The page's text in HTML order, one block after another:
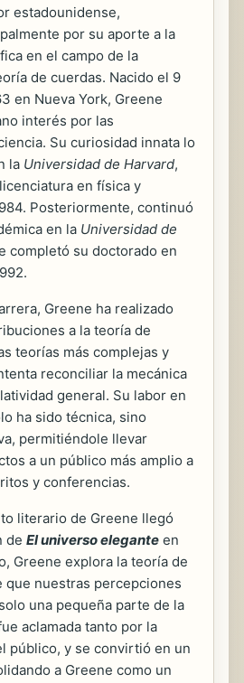
estadounidense,
por su aporte a la
en el campo de la
de cuerdas. Nacido el 9
en Nueva York, Greene
interés por las
Su curiosidad innata lo
la Universidad de Harvard,
en física y
Posteriormente, continuó
en la Universidad de
completó su doctorado en
Greene ha realizado
a la teoría de
teorías más complejas y
reconciliar la mecánica
general. Su labor en
ha sido técnica, sino
permitiéndole llevar
a un público más amplio a
y conferencias.
literario de Greene llegó
de El universo elegante en
Greene explora la teoría de
que nuestras percepciones
una pequeña parte de la
aclamada tanto por la
público, y se convirtió en un
a Greene como un